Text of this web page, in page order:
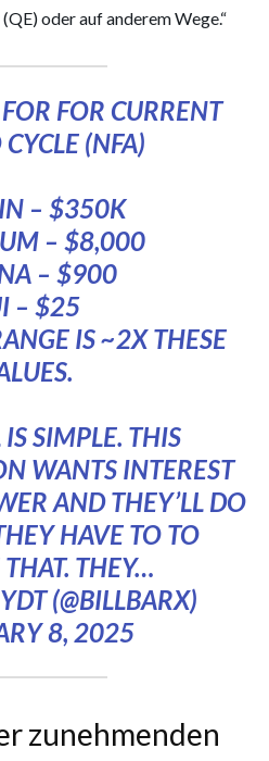
oder auf anderem Wege.“
FOR CURRENT
(NFA)
– $350K
– $8,000
– $900
– $25
IS ~2X THESE
SIMPLE. THIS
WANTS INTEREST
AND THEY’LL DO
HAVE TO TO
THEY…
(@BILLBARX)
8, 2025
zunehmenden